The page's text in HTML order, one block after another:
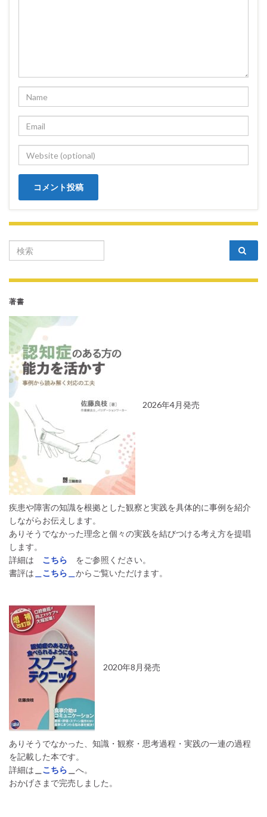
Search for:
著書
2026年4月発売
疾患や障害の知識を根拠とした観察と実践を具体的に事例を紹介
しながらお伝えします。
ありそうでなかった理念と個々の実践を結びつける考え方を提唱
します。
詳細は
こちら
をご参照ください。
書評は ＿こちら＿ からご覧いただけます。
2020年8月発売
ありそうでなかった、知識・観察・思考過程・実践の一連の過程
を記載した本です。
詳細は
こちら
へ。
おかげさまで完売しました。